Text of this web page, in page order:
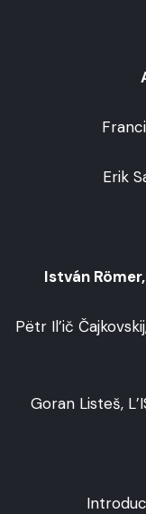
Erik
István
Pëtr Il’ič
Goran Listeš,